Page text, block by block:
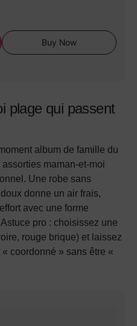
Buy Now
plage qui passent
album de famille du
maman-et-moi
Une robe sans
donne un air frais,
avec une forme
pro : choisissez une
rouge brique) et laissez
coordonné » sans être «